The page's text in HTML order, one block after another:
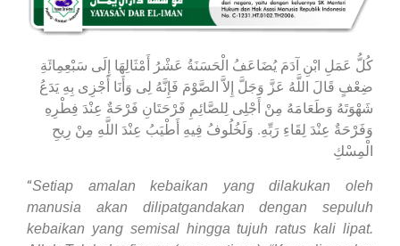
كُلُّ عَمَلِ ابْنِ آدَمَ يُضَاعَفُ الْحَسَنَةُ عَشْرُ أَمْثَالِهَا إِلَى سَبْعِمِائَةِ
ضِعْفٍ قَالَ اللَّهُ عَزَّ وَجَلَّ إِلاَّ الصَّوْمَ فَإِنَّهُ لِى وَأَنَا أَجْزِى بِهِ يَدَعُ
شَهْوَتَهُ وَطَعَامَهُ مِنْ أَجْلِى لِلصَّائِمِ فَرْحَتَانِ فَرْحَةٌ عِنْدَ فِطْرِهِ
وَفَرْحَةٌ عِنْدَ لِقَاءِ رَبِّهِ. وَلَخُلُوفُ فِيهِ أَطْيَبُ عِنْدَ اللَّهِ مِنْ رِيحِ
الْمِسْكِ
“Setiap amalan kebaikan yang dilakukan oleh
manusia akan dilipatgandakan dengan sepuluh
kebaikan yang semisal hingga tujuh ratus kali lipat.